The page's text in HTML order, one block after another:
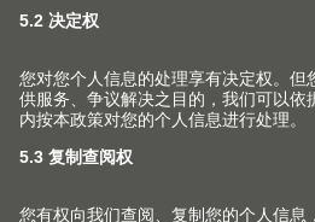
展厅
智能家具解决方案、人体工学细